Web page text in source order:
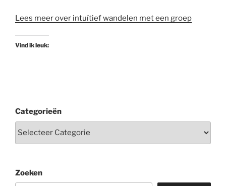
Lees meer over intuïtief wandelen met een groep
Vind ik leuk:
Categorieën
Zoeken